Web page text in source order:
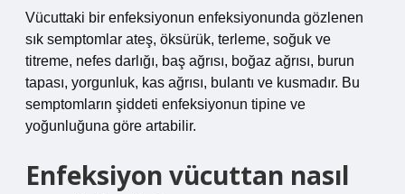
Vücuttaki bir enfeksiyonun enfeksiyonunda gözlenen
sık semptomlar ateş, öksürük, terleme, soğuk ve
titreme, nefes darlığı, baş ağrısı, boğaz ağrısı, burun
tapası, yorgunluk, kas ağrısı, bulantı ve kusmadır. Bu
semptomların şiddeti enfeksiyonun tipine ve
yoğunluğuna göre artabilir.
Enfeksiyon vücuttan nasıl